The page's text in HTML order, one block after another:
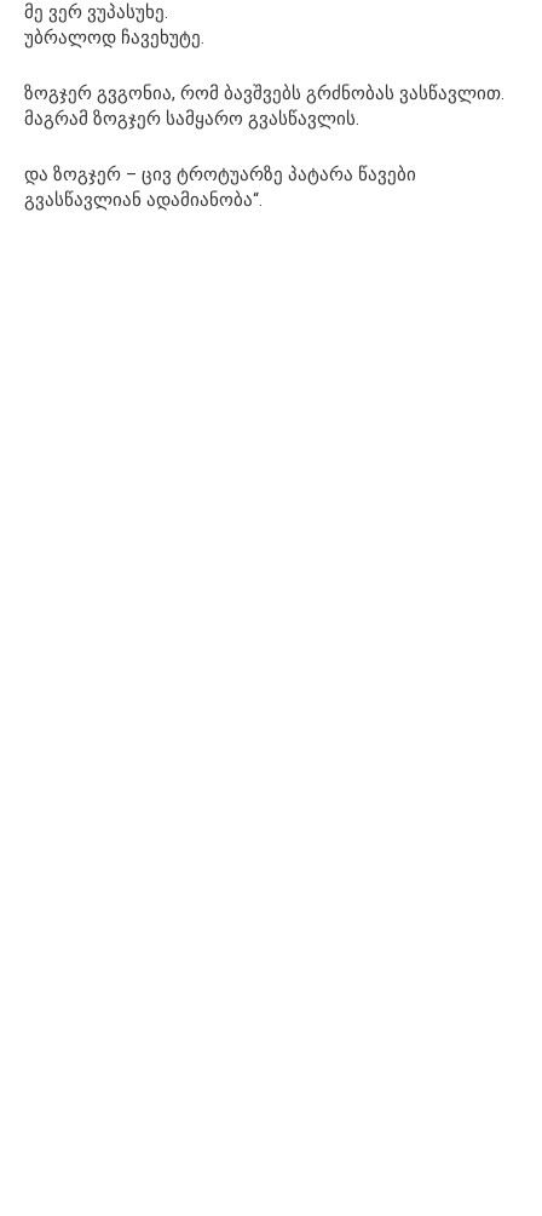
მე ვერ ვუპასუხე.
უბრალოდ ჩავეხუტე.
ზოგჯერ გვგონია, რომ ბავშვებს გრძნობას ვასწავლით.
მაგრამ ზოგჯერ სამყარო გვასწავლის.
და ზოგჯერ – ცივ ტროტუარზე პატარა წავები
გვასწავლიან ადამიანობა“.